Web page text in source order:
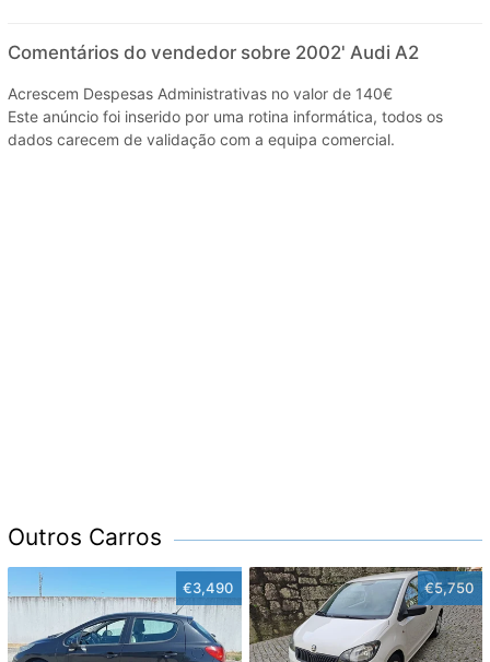
Comentários do vendedor sobre 2002' Audi A2
Acrescem Despesas Administrativas no valor de 140€
Este anúncio foi inserido por uma rotina informática, todos os
dados carecem de validação com a equipa comercial.
Outros Carros
€3,490 €5,750